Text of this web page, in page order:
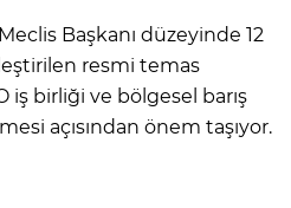
Başkanı düzeyinde 12
resmi temas
iş birliği ve bölgesel barış
açısından önem taşıyor.